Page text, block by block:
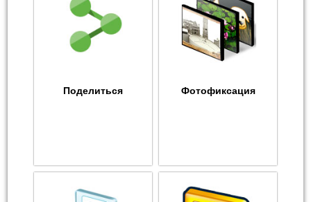
Поделиться Фотофиксация